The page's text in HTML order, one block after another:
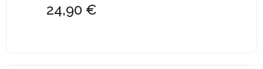
24,90 €